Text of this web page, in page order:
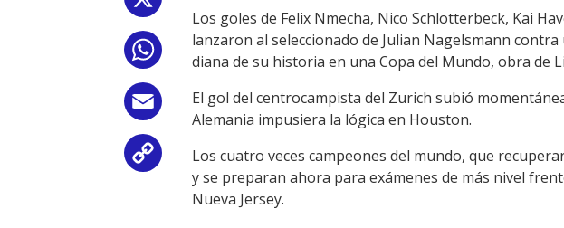
WhatsApp
Email
Copy
Link
Los goles de Felix Nmecha, Nico Schlotterbeck, Kai
lanzaron al seleccionado de Julian Nagelsmann
diana de su historia en una Copa del Mundo, obra de
El gol del centrocampista del Zurich subió
Alemania impusiera la lógica en Houston.
Los cuatro veces campeones del mundo, que
y se preparan ahora para exámenes de más nivel
Nueva Jersey.